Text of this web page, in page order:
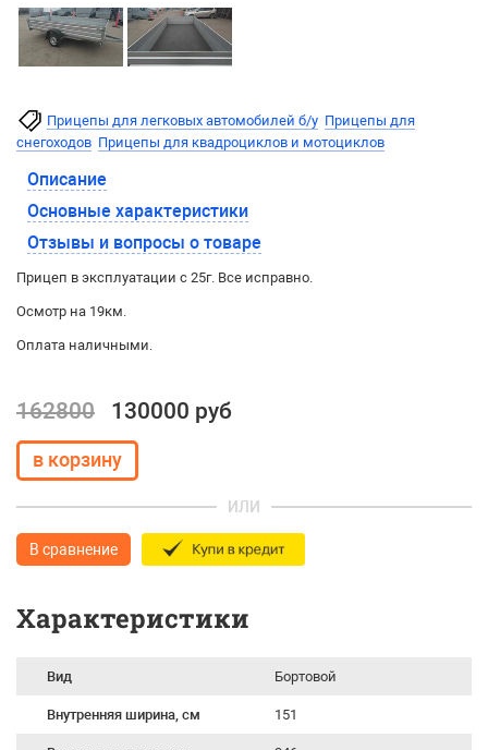
Прицепы для легковых автомобилей б/у Прицепы для
снегоходов Прицепы для квадроциклов и мотоциклов
Описание
Основные характеристики
Отзывы и вопросы о товаре
Прицеп в эксплуатации с 25г. Все исправно.
Осмотр на 19км.
Оплата наличными.
162800 130000 руб
ИЛИ
В сравнение
Характеристики
Вид Бортовой
Внутренняя ширина, см 151